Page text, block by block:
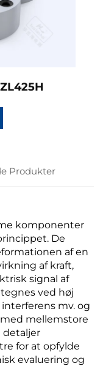
Produkter
komponenter
De
af en
af kraft,
signal af
ved høj
mv. og
mellemstore
detaljer
for at opfylde
evaluering og